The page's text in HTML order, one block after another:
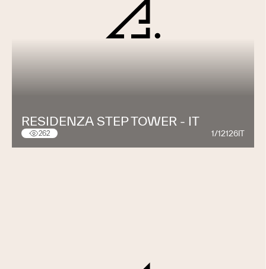
RESIDENZA STEP TOWER - IT
262 1/12126IT